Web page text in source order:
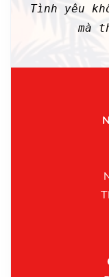
Tình yêu
mà